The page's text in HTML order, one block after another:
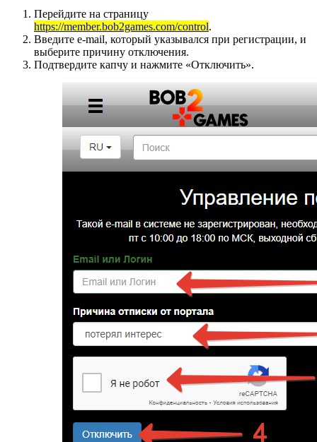
Перейдите на страницу
https://member.bob2games.com/control.
Введите e-mail, который указывался при регистрации, и
выберите причину отключения.
Подтвердите капчу и нажмите «Отключить».